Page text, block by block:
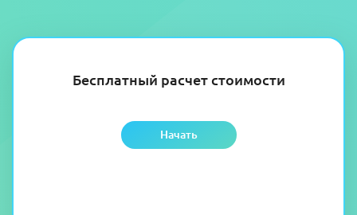
Бесплатный расчет стоимости
Начать